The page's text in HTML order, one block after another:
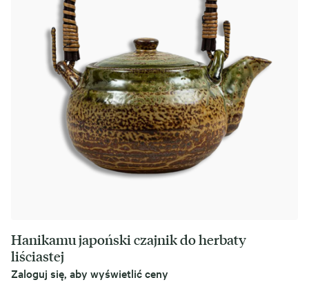
Hanikamu japoński czajnik do herbaty
liściastej
Zaloguj się, aby wyświetlić ceny